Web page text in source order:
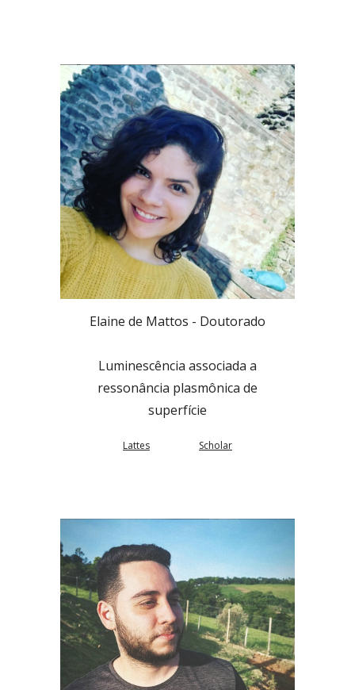
Elaine de Mattos - Doutorado
Luminescência associada a
ressonância plasmônica de
superfície
Lattes Scholar